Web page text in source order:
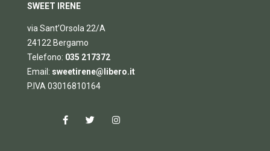
SWEET IRENE
via Sant’Orsola 22/A
24122 Bergamo
Telefono: 035 217372
Email: sweetirene@libero.it
P.IVA 03016810164